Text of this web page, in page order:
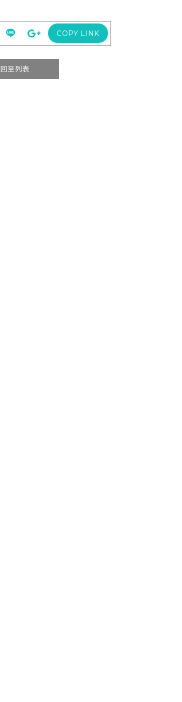
COPY LINK
回至列表